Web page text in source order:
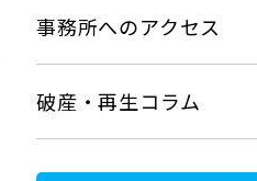
事務所へのアクセス
破産・再生コラム